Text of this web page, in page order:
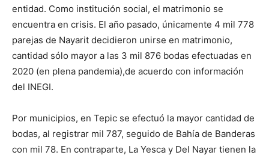
entidad. Como institución social, el matrimonio se
encuentra en crisis. El año pasado, únicamente 4 mil 778
parejas de Nayarit decidieron unirse en matrimonio,
cantidad sólo mayor a las 3 mil 876 bodas efectuadas en
2020 (en plena pandemia),de acuerdo con información
del INEGI.
Por municipios, en Tepic se efectuó la mayor cantidad de
bodas, al registrar mil 787, seguido de Bahía de Banderas
con mil 78. En contraparte, La Yesca y Del Nayar tienen la